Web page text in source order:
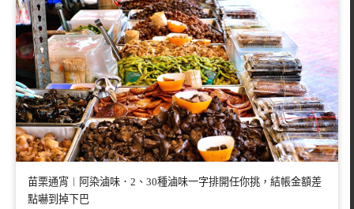
苗栗通宵︱阿染滷味．2、30種滷味一字排開任你挑，結帳金額差
點嚇到掉下巴